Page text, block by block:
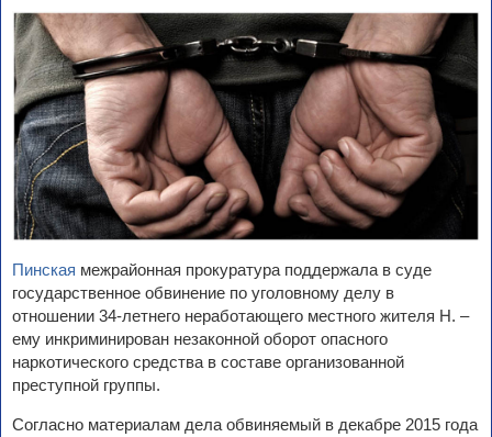
Пинская межрайонная прокуратура поддержала в суде
государственное обвинение по уголовному делу в
отношении 34-летнего неработающего местного жителя Н. –
ему инкриминирован незаконной оборот опасного
наркотического средства в составе организованной
преступной группы.
Согласно материалам дела обвиняемый в декабре 2015 года